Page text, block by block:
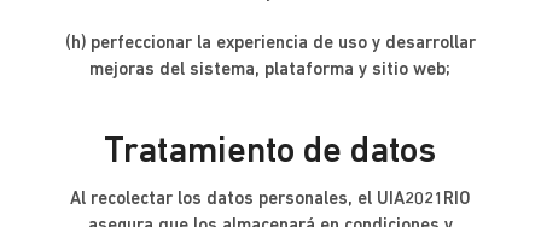
(h) perfeccionar la experiencia de uso y desarrollar
mejoras del sistema, plataforma y sitio web;
Tratamiento de datos
Al recolectar los datos personales, el UIA2021RIO